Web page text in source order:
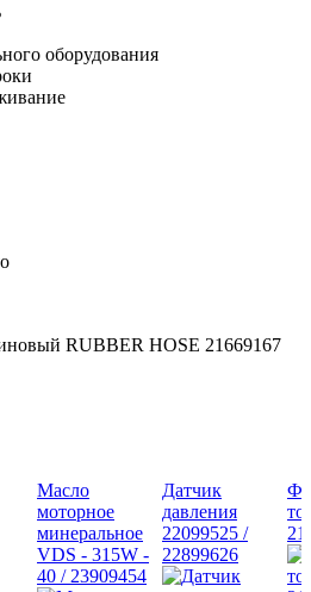
оборудования
RUBBER HOSE 21669167
Масло
моторное
минеральное
VDS - 315W -
40 / 23909454
Датчик
давления
22099525 /
22899626